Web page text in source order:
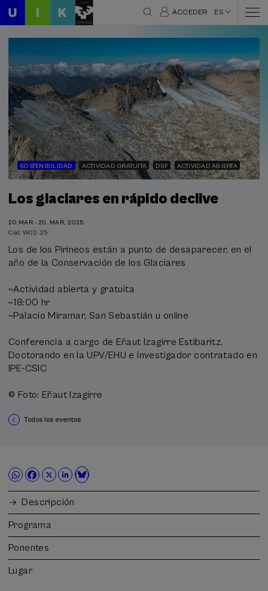
ACCEDER ES
SOSTENIBILIDAD ACTIVIDAD GRATUITA DSF ACTIVIDAD ABIERTA
Los glaciares en rápido declive
20.MAR - 20. MAR, 2025
Cód. W02-25
Los de los Pirineos están a punto de desaparecer, en el
año de la Conservación de los Glaciares
~Actividad abierta y gratuita
~18:00 hr
~Palacio Miramar, San Sebastián u online
Conferencia a cargo de Eñaut Izagirre Estibaritz,
Doctorando en la UPV/EHU e investigador contratado en
IPE-CSIC
©️ Foto: Eñaut Izagirre
Todos los eventos
Descripción
Programa
Ponentes
Lugar